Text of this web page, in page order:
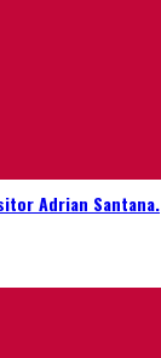
Adrian Santana.